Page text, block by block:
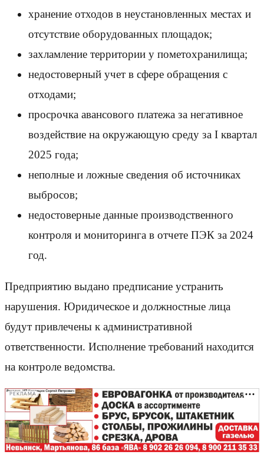
хранение отходов в неустановленных местах и
отсутствие оборудованных площадок;
захламление территории у пометохранилища;
недостоверный учет в сфере обращения с
отходами;
просрочка авансового платежа за негативное
воздействие на окружающую среду за I квартал
2025 года;
неполные и ложные сведения об источниках
выбросов;
недостоверные данные производственного
контроля и мониторинга в отчете ПЭК за 2024
год.
Предприятию выдано предписание устранить
нарушения. Юридическое и должностные лица
будут привлечены к административной
ответственности. Исполнение требований находится
на контроле ведомства.
РЕКЛАМА